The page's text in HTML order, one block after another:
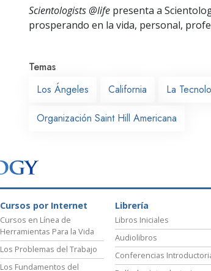
Scientologists @life presenta a
prosperando en la vida, personal,
Temas
Los Ángeles
California La
Organización Saint Hill Americana
Cursos por Internet
Cursos en Línea de
Herramientas Para la Vida
Los Problemas del Trabajo
Los Fundamentos del
Librería
Libros Iniciales
Audiolibros
Conferencias